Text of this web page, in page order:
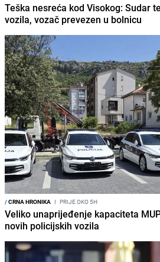
Teška nesreća kod Visokog: Sudar
vozila, vozač prevezen u bolnicu
/CRNA HRONIKA I PRIJE OKO 5H
Veliko unaprijeđenje kapaciteta
novih policijskih vozila